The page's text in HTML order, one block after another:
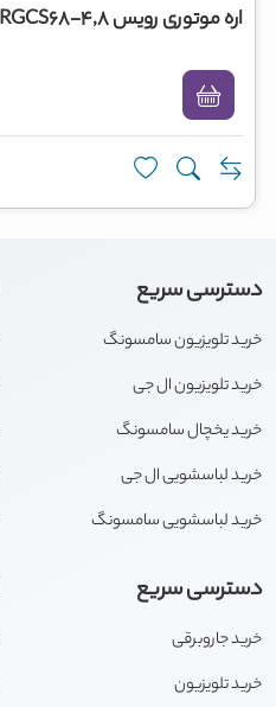
اره موتوری رویس RGCS68-4,8
دسترسی سریع
خرید تلویزیون سامسونگ
خرید تلویزیون ال جی
خرید یخچال سامسونگ
خرید لباسشویی ال جی
خرید لباسشویی سامسونگ
دسترسی سریع
خرید جاروبرقی
خرید تلویزیون